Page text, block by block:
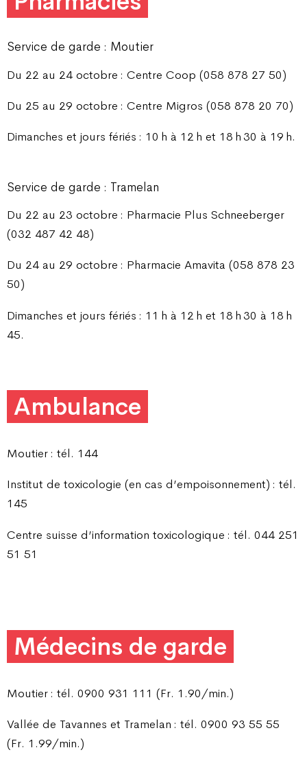
Service de garde : Moutier
Du 22 au 24 octobre : Centre Coop (058 878 27 50)
Du 25 au 29 octobre : Centre Migros (058 878 20 70)
Dimanches et jours fériés : 10 h à 12 h et 18 h 30 à 19 h.
Service de garde : Tramelan
Du 22 au 23 octobre : Pharmacie Plus Schneeberger
(032 487 42 48)
Du 24 au 29 octobre : Pharmacie Amavita (058 878 23
50)
Dimanches et jours fériés : 11 h à 12 h et 18 h 30 à 18 h
45.
Ambulance
Moutier : tél. 144
Institut de toxicologie (en cas d’empoisonnement) : tél.
145
Centre suisse d’information toxicologique : tél. 044 251
51 51
Médecins de garde
Moutier : tél. 0900 931 111 (Fr. 1.90/min.)
Vallée de Tavannes et Tramelan : tél. 0900 93 55 55
(Fr. 1.99/min.)